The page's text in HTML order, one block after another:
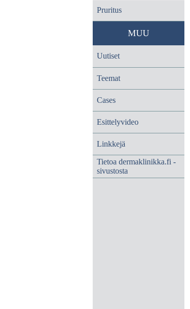
Pruritus
MUU
Uutiset
Teemat
Cases
Esittelyvideo
Linkkejä
Tietoa dermaklinikka.fi -
sivustosta